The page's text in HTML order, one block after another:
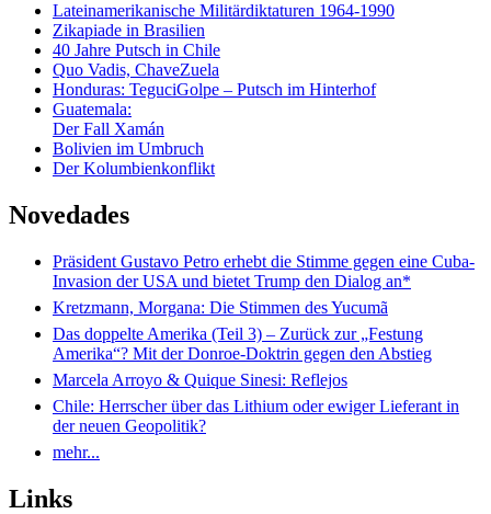
Lateinamerikanische Militärdiktaturen 1964-1990
Zikapiade in Brasilien
40 Jahre Putsch in Chile
Quo Vadis, ChaveZuela
Honduras: TeguciGolpe – Putsch im Hinterhof
Guatemala:
Der Fall Xamán
Bolivien im Umbruch
Der Kolumbienkonflikt
Novedades
Präsident Gustavo Petro erhebt die Stimme gegen eine Cuba-
Invasion der USA und bietet Trump den Dialog an*
Kretzmann, Morgana: Die Stimmen des Yucumã
Das doppelte Amerika (Teil 3) – Zurück zur „Festung
Amerika“? Mit der Donroe-Doktrin gegen den Abstieg
Marcela Arroyo & Quique Sinesi: Reflejos
Chile: Herrscher über das Lithium oder ewiger Lieferant in
der neuen Geopolitik?
mehr...
Links